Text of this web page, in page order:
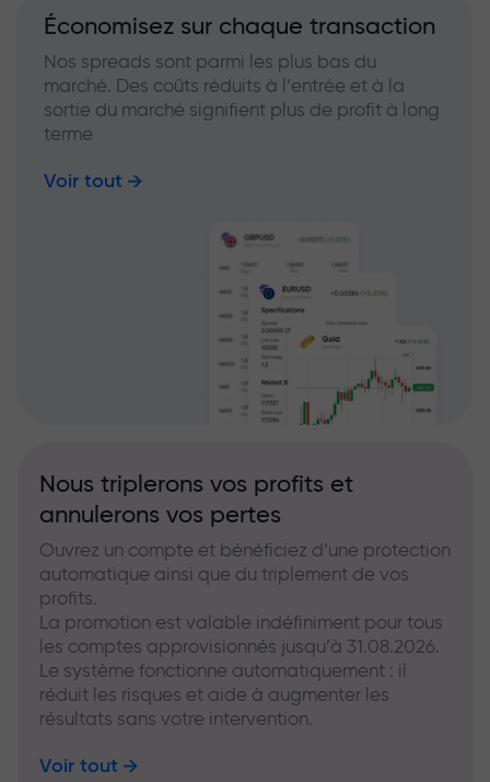
Économisez sur chaque transaction
Nos spreads sont parmi les plus bas du
marché. Des coûts réduits à l’entrée et à la
sortie du marché signifient plus de profit à long
terme
Voir tout
Nous triplerons vos profits et
annulerons vos pertes
Ouvrez un compte et bénéficiez d’une protection
automatique ainsi que du triplement de vos
profits.
La promotion est valable indéfiniment pour tous
les comptes approvisionnés jusqu’à 31.08.2026.
Le système fonctionne automatiquement : il
réduit les risques et aide à augmenter les
résultats sans votre intervention.
Voir tout